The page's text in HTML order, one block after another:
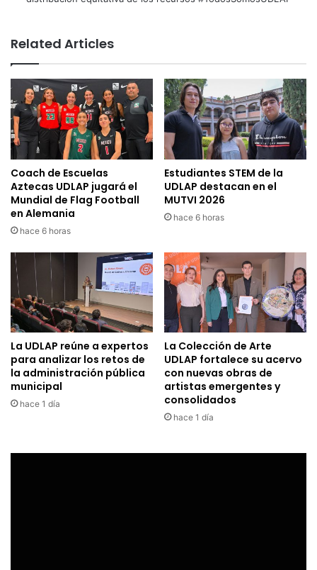
Related Articles
Coach de Escuelas
Aztecas UDLAP jugará el
Mundial de Flag Football
en Alemania
hace 6 horas
Estudiantes STEM de la
UDLAP destacan en el
MUTVI 2026
hace 6 horas
La UDLAP reúne a expertos
para analizar los retos de
la administración pública
municipal
hace 1 día
La Colección de Arte
UDLAP fortalece su acervo
con nuevas obras de
artistas emergentes y
consolidados
hace 1 día